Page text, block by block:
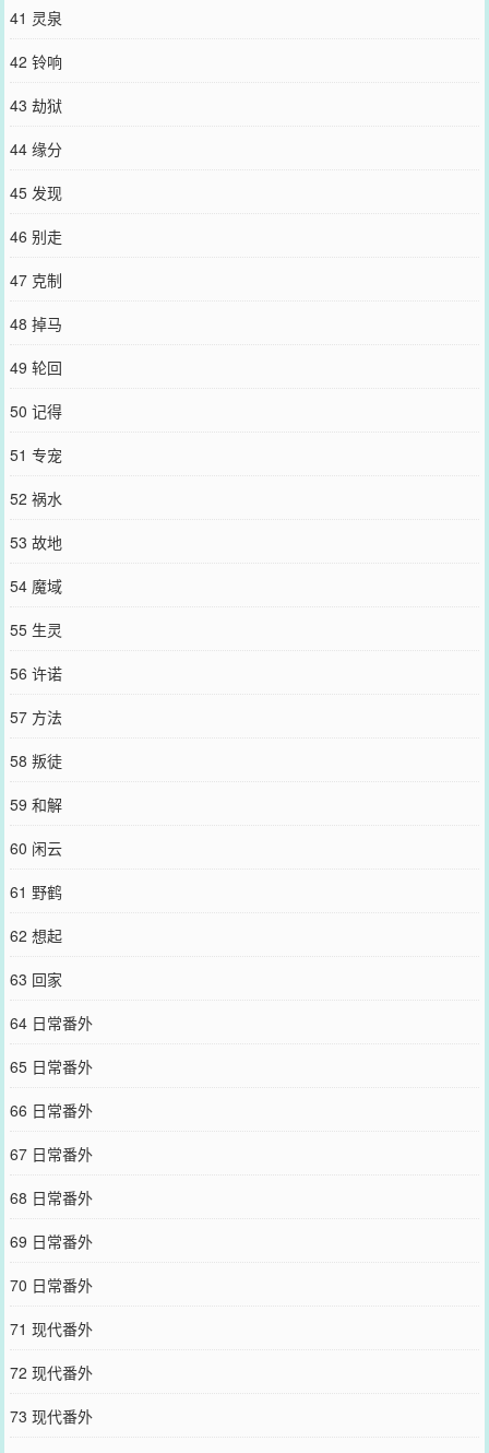
41 灵泉
42 铃响
43 劫狱
44 缘分
45 发现
46 别走
47 克制
48 掉马
49 轮回
50 记得
51 专宠
52 祸水
53 故地
54 魔域
55 生灵
56 许诺
57 方法
58 叛徒
59 和解
60 闲云
61 野鹤
62 想起
63 回家
64 日常番外
65 日常番外
66 日常番外
67 日常番外
68 日常番外
69 日常番外
70 日常番外
71 现代番外
72 现代番外
73 现代番外